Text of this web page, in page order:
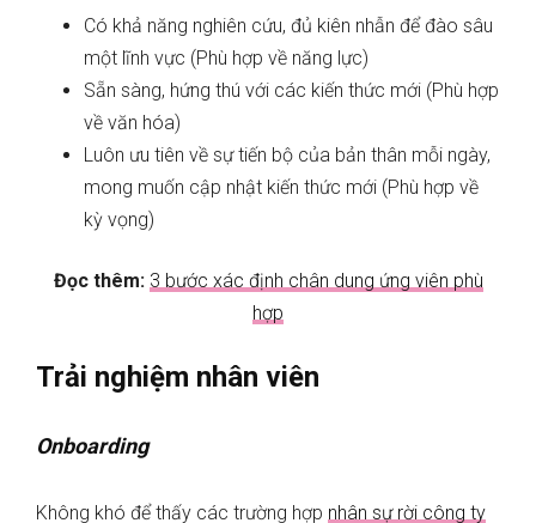
Có khả năng nghiên cứu, đủ kiên nhẫn để đào sâu
một lĩnh vực (Phù hợp về năng lực)
Sẵn sàng, hứng thú với các kiến thức mới (Phù hợp
về văn hóa)
Luôn ưu tiên về sự tiến bộ của bản thân mỗi ngày,
mong muốn cập nhật kiến thức mới (Phù hợp về
kỳ vọng)
Đọc thêm: 3 bước xác định chân dung ứng viên phù
hợp
Trải nghiệm nhân viên
Onboarding
Không khó để thấy các trường hợp nhân sự rời công ty